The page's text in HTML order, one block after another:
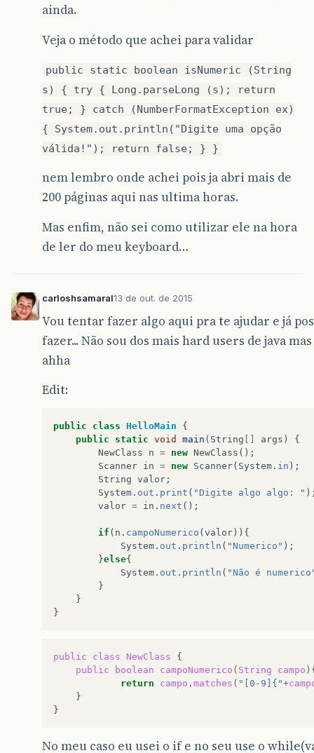
ainda.
Veja o método que achei para validar
public static boolean isNumeric (String
s) { try { Long.parseLong (s); return
true; } catch (NumberFormatException ex)
{ System.out.println("Digite uma opção
válida!"); return false; } }
nem lembro onde achei pois ja abri mais de
200 páginas aqui nas ultima horas.
Mas enfim, não sei como utilizar ele na hora
de ler do meu keyboard…
carloshsamaral13 de out. de 2015
Vou tentar fazer algo aqui pra te ajudar e já
fazer... Não sou dos mais hard users de java
ahha
Edit:
public class HelloMain
{
public
static void main ( String args )
{
NewClass
n = new NewClass ();
Scanner in = new Scanner( System . in );
String valor ;
System . out . print ( "Digite algo algo: "
valor = in . next ();
if ( n . campoNumerico ( valor )){
System . out . println ( "Numerico" );
}else{
System . out . println ( "Não é
}
}
}
public class NewClass
public
boolean campoNumerico ( String campo )
return
campo . matches ( "[0-9]{"+
}
No meu caso eu usei o if e no seu use o